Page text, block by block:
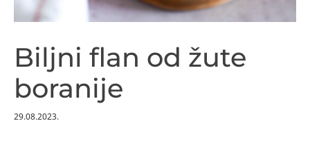
Biljni flan od žute
boranije
29.08.2023.